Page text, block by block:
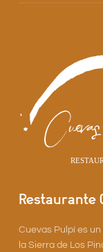
Restaurante
Cuevas Pulpí es
la Sierra de Los